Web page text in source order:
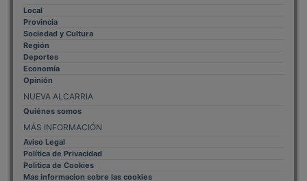
Provincia
Sociedad y Cultura
Región
Deportes
Economía
Opinión
NUEVA ALCARRIA
Quiénes somos
MÁS INFORMACIÓN
Aviso Legal
Política de Privacidad
Politica de Cookies
Mas informacion sobre las cookies
BASES CONCURSO FOTOGRAFÍA LAVANDA